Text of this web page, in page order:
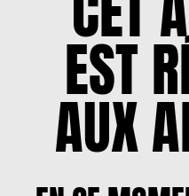
EST
AUX